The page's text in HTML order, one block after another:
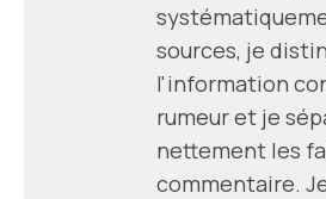
sources, je
l'information
rumeur et je
nettement les
commentaire.